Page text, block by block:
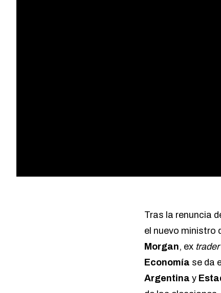
Tras la renuncia
el nuevo ministro
Morgan, ex trader
Economía se da
Argentina y